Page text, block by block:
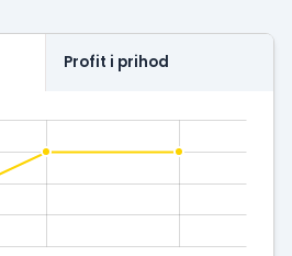
Profit i prihod